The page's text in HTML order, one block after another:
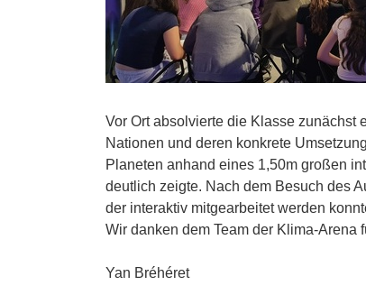
Vor Ort absolvierte die Klasse zunächst
Nationen und deren konkrete
Planeten anhand eines 1,50m großen
deutlich zeigte. Nach dem Besuch des
der interaktiv mitgearbeitet werden
Wir danken dem Team der Klima-Arena
Yan Bréhéret